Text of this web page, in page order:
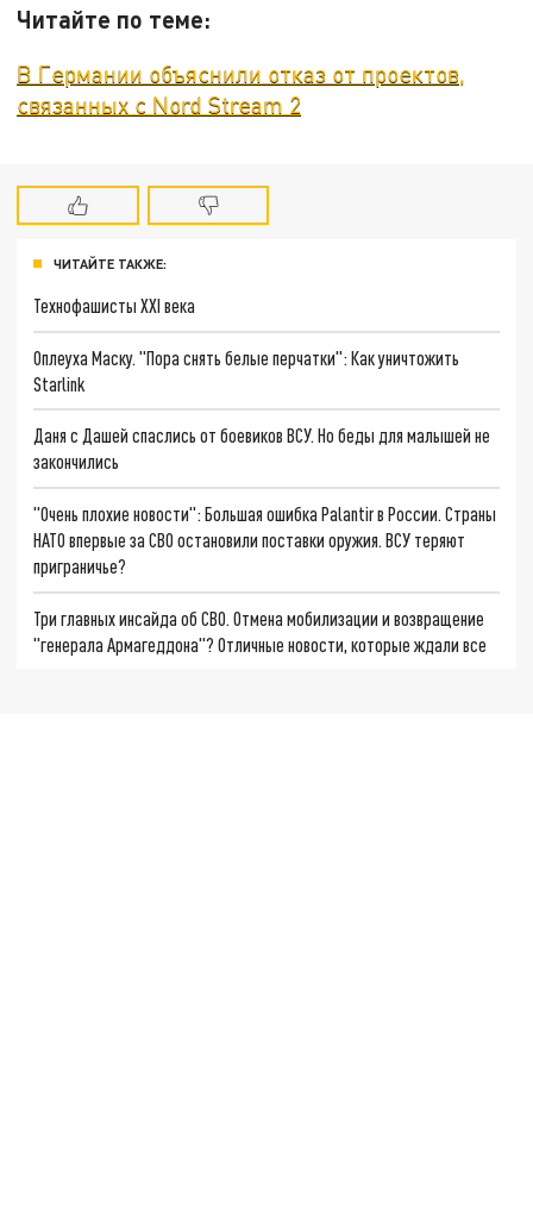
Читайте по теме:
В Германии объяснили отказ от проектов,
связанных с Nord Stream 2
ЧИТАЙТЕ ТАКЖЕ:
Технофашисты XXI века
Оплеуха Маску. "Пора снять белые перчатки": Как уничтожить
Starlink
Даня с Дашей спаслись от боевиков ВСУ. Но беды для малышей не
закончились
"Очень плохие новости": Большая ошибка Palantir в России. Страны
НАТО впервые за СВО остановили поставки оружия. ВСУ теряют
приграничье?
Три главных инсайда об СВО. Отмена мобилизации и возвращение
"генерала Армагеддона"? Отличные новости, которые ждали все